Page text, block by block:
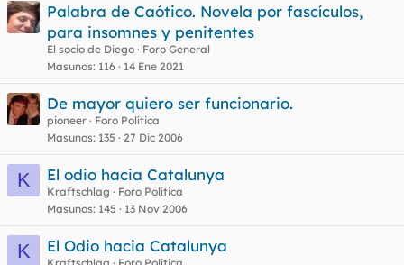
Palabra de Caótico. Novela por fascículos,
para insomnes y penitentes
El socio de Diego
Foro General
Masunos 116 14 Ene 2021
De mayor quiero ser funcionario.
pioneer
Foro Política
Masunos 135 27 Dic 2006
K El odio hacia Catalunya
Kraftschlag
Foro Política
Masunos 145 13 Nov 2006
K El Odio hacia Catalunya
Kraftschlag
Foro Política